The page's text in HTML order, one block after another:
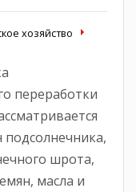
хозяйство
переработки
шрота,
масла и